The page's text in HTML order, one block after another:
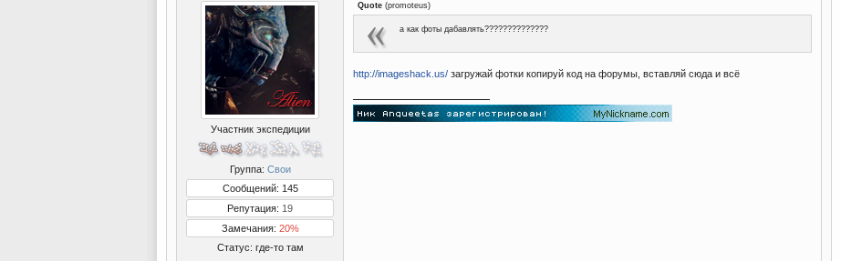
Участник экспедиции
Группа: Свои
Сообщений: 145
Репутация: 19
Замечания: 20%
Статус: где-то там
Quote (promoteus)
а как фоты дабавлять??????????????
http://imageshack.us/ загружай фотки копируй код на форумы, вставляй сюда и всё